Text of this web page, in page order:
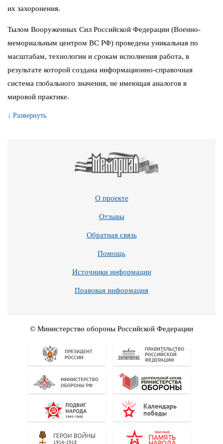
их захоронения.
Тылом Вооруженных Сил Российской Федерации (Военно-
мемориальным центром ВС РФ) проведена уникальная по
масштабам, технологии и срокам исполнения работа, в
результате которой создана информационно-справочная
система глобального значения, не имеющая аналогов в
мировой практике.
↓ Развернуть
О проекте
Отзывы
Обратная связь
Помощь
Источники информации
Правовая информация
© Министерство обороны Российской Федерации